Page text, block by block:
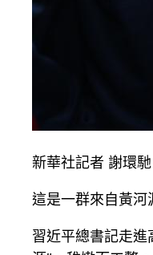
新華社記者 謝環
這是一群來自黃河
習近平總書記走進